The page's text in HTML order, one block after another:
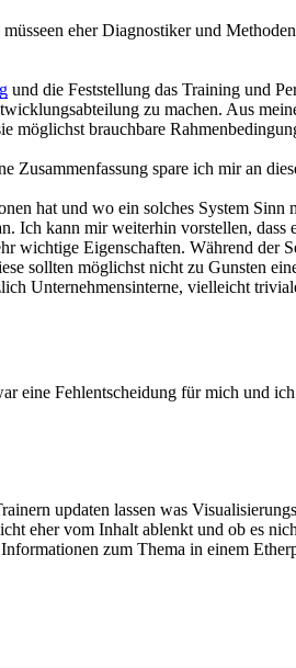
eher Diagnostiker und
und die Feststellung das Training und
zu machen. Aus
möglichst brauchbare
Zusammenfassung spare ich mir an
hat und wo ein solches System Sinn
Ich kann mir weiterhin vorstellen,
Eigenschaften. Während der
sollten möglichst nicht zu Gunsten
Unternehmensinterne, vielleicht
eine Fehlentscheidung für mich und
updaten lassen was
eher vom Inhalt ablenkt und ob es
zum Thema in einem